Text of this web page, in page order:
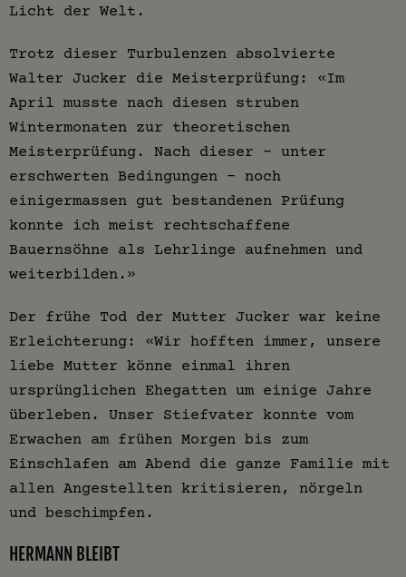
Licht der Welt.
Trotz dieser Turbulenzen absolvierte
Walter Jucker die Meisterprüfung: «Im
April musste nach diesen struben
Wintermonaten zur theoretischen
Meisterprüfung. Nach dieser - unter
erschwerten Bedingungen - noch
einigermassen gut bestandenen Prüfung
konnte ich meist rechtschaffene
Bauernsöhne als Lehrlinge aufnehmen und
weiterbilden.»
Der frühe Tod der Mutter Jucker war keine
Erleichterung: «Wir hofften immer, unsere
liebe Mutter könne einmal ihren
ursprünglichen Ehegatten um einige Jahre
überleben. Unser Stiefvater konnte vom
Erwachen am frühen Morgen bis zum
Einschlafen am Abend die ganze Familie mit
allen Angestellten kritisieren, nörgeln
und beschimpfen.
HERMANN BLEIBT